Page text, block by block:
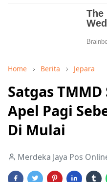
Home Berita Jepara
Satgas
Apel Pagi
Di Mulai
Merdeka Jaya Pos